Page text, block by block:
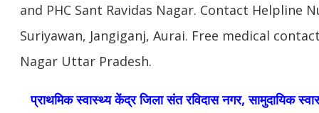
and PHC Sant Ravidas Nagar. Contact Helpline
Suriyawan, Jangiganj, Aurai. Free medical
Nagar Uttar Pradesh.
प्राथमिक स्वास्थ्य केंद्र जिला संत रविदास नगर, सामुदायिक